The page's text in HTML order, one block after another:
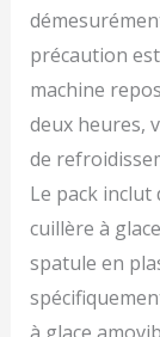
précaution
machine
deux heures,
de
Le pack inclut
cuillère à
spatule en